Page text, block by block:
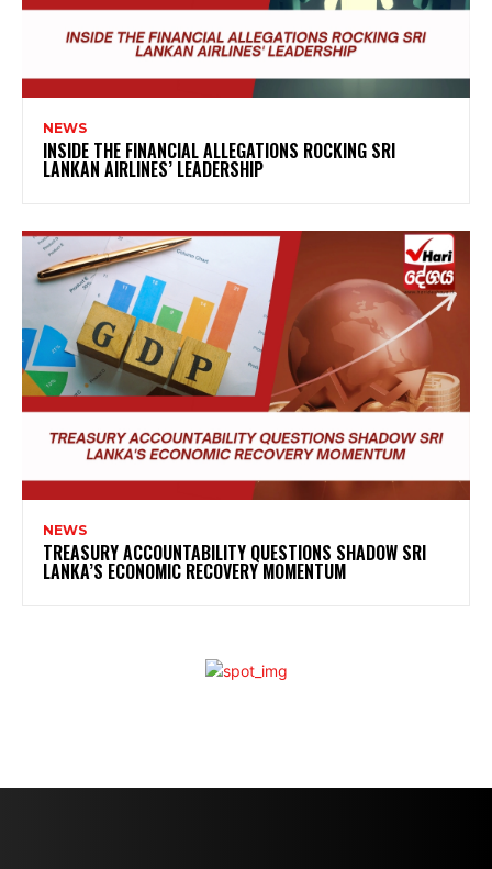
NEWS
INSIDE THE FINANCIAL ALLEGATIONS ROCKING SRI
LANKAN AIRLINES’ LEADERSHIP
NEWS
TREASURY ACCOUNTABILITY QUESTIONS SHADOW SRI
LANKA’S ECONOMIC RECOVERY MOMENTUM